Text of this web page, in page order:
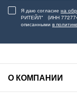
Я даю согласие на
РИТЕЙЛ" (ИНН
описанными в
О КОМПАНИИ